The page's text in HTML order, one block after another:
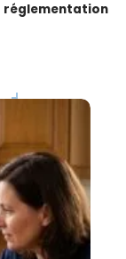
réglementation